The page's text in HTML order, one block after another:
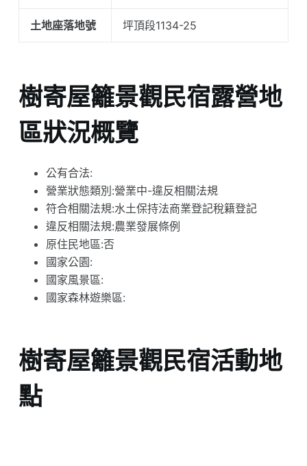
土地座落地號 坪頂段1134-25
樹寄屋籬景觀民宿露營地
區狀況概覽
公有合法:
營業狀態類別:營業中-違反相關法規
符合相關法規:水土保持法商業登記稅籍登記
違反相關法規:農業發展條例
原住民地區:否
國家公園:
國家風景區:
國家森林遊樂區:
樹寄屋籬景觀民宿活動地
點